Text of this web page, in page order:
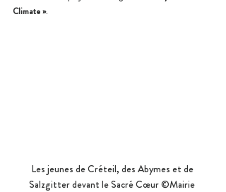
Climate ».
Les jeunes de Créteil, des Abymes et de
Salzgitter devant le Sacré Cœur ©Mairie